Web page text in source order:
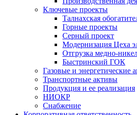
Ключевые проекты
Талнахская
Горные проекты
Серный проект
Модернизация Цеха
Отгрузка медно-
Быстринский ГОК
Газовые и энергетические
Транспортные активы
Продукция и ее реализация
НИОКР
Снабжение